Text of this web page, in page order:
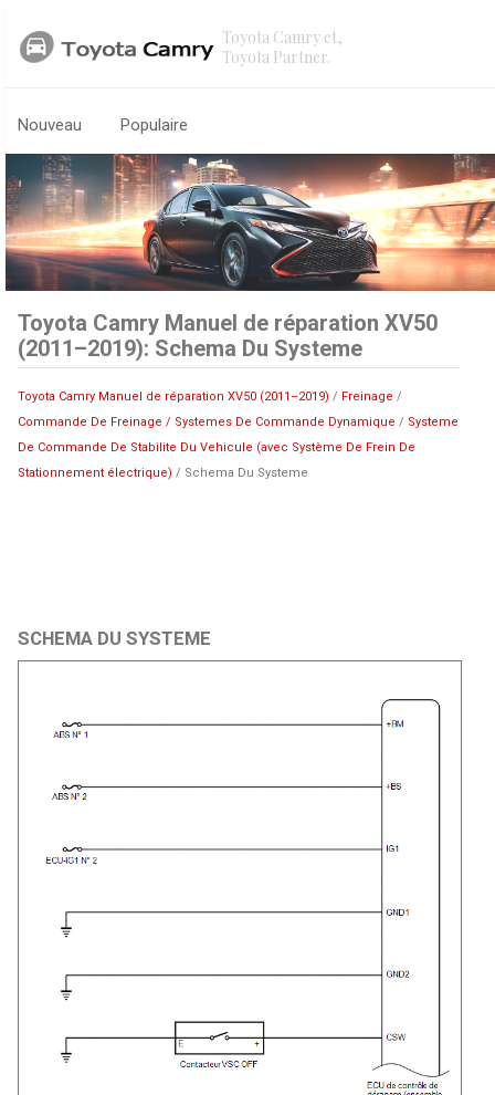
Toyota Camry et,
Toyota Partner.
Nouveau Populaire
Toyota Camry Manuel de réparation XV50
(2011–2019): Schema Du Systeme
Toyota Camry Manuel de réparation XV50 (2011–2019) / Freinage /
Commande De Freinage / Systemes De Commande Dynamique / Systeme
De Commande De Stabilite Du Vehicule (avec Système De Frein De
Stationnement électrique) / Schema Du Systeme
SCHEMA DU SYSTEME